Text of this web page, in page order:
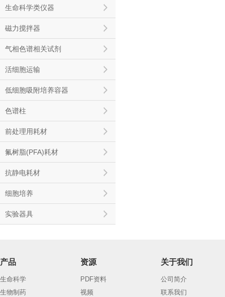
生命科学类仪器
磁力搅拌器
气相色谱相关试剂
活细胞运输
低细胞吸附培养容器
色谱柱
前处理用耗材
氟树脂(PFA)耗材
抗静电耗材
细胞培养
实验器具
产品
生命科学
生物制药
资源
PDF资料
视频
关于我们
公司简介
联系我们